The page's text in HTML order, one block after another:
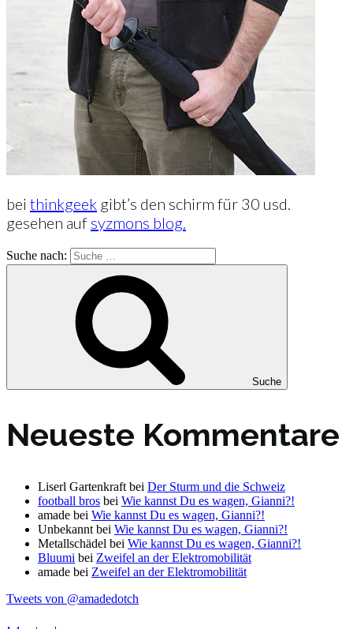
bei thinkgeek gibt’s den schirm für 30 usd.
gesehen auf syzmons blog.
Suche nach:
Suche
Neueste Kommentare
Liserl Gartenkraft bei Der Sturm und die Schweiz
football bros bei Wie kannst Du es wagen, Gianni?!
amade bei Wie kannst Du es wagen, Gianni?!
Unbekannt bei Wie kannst Du es wagen, Gianni?!
Metallschädel bei Wie kannst Du es wagen, Gianni?!
Bluumi bei Zweifel an der Elektromobilität
amade bei Zweifel an der Elektromobilität
Tweets von @amadedotch